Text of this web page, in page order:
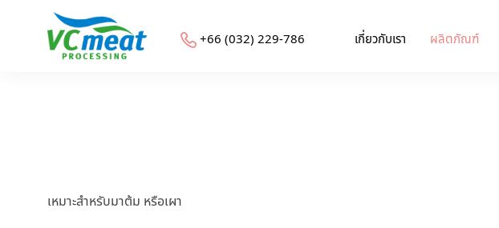
+66 (032) 229-786​ เกี่ยวกับเรา ผลิตภัณฑ์
เหมาะสำหรับมาต้ม หรือเผา